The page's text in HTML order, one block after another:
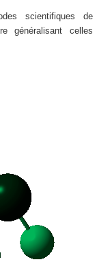
scientifiques de
généralisant celles